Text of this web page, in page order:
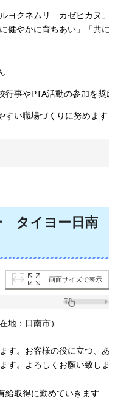
ルヨクネムリ カゼヒカヌ」
健やかに育ちあい」「共に
行事やPTA活動の参加を奨
すい職場づくりに努めます
タ イヨー日南
画面サイズで表示
地：日南市）
す。お客様の役に立つ、あ
す。よろしくお願い致しま
給取得に勤めていきます